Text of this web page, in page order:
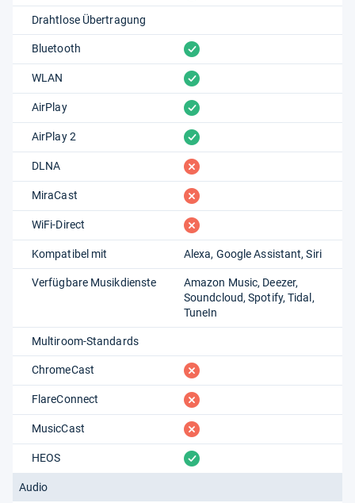
Drahtlose Übertragung
Bluetooth vorhanden
WLAN vorhanden
AirPlay vorhanden
AirPlay 2 vorhanden
DLNA fehlt
MiraCast fehlt
WiFi-Direct fehlt
Kompatibel mit Alexa Google Assistant Siri
Verfügbare Musikdienste Amazon Music Deezer
Soundcloud Spotify Tidal
TuneIn
Multiroom-Standards
ChromeCast fehlt
FlareConnect fehlt
MusicCast fehlt
HEOS vorhanden
Audio